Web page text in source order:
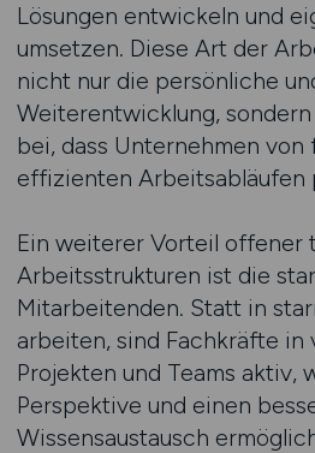
Lösungen entwickeln und
umsetzen. Diese Art der
nicht nur die persönliche
Weiterentwicklung,
bei, dass Unternehmen von
effizienten Arbeitsabläufen
Ein weiterer Vorteil offener
Arbeitsstrukturen ist die
Mitarbeitenden. Statt in
arbeiten, sind Fachkräfte in
Projekten und Teams aktiv,
Perspektive und einen
Wissensaustausch